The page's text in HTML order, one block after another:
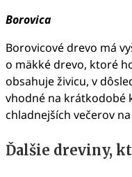
Borovica
Borovicové drevo má
o mäkké drevo, ktoré
obsahuje živicu, v
vhodné na krátkodobé
chladnejších večerov
Ďalšie dreviny,